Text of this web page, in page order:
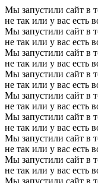
Мы запустили сайт в
не так или у вас
Мы запустили сайт в
не так или у вас
Мы запустили сайт в
не так или у вас
Мы запустили сайт в
не так или у вас
Мы запустили сайт в
не так или у вас
Мы запустили сайт в
не так или у вас
Мы запустили сайт в
не так или у вас
Мы запустили сайт в
не так или у вас
Мы запустили сайт в